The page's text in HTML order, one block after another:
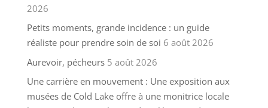
2026
Petits moments, grande incidence : un guide
réaliste pour prendre soin de soi 6 août 2026
Aurevoir, pécheurs 5 août 2026
Une carrière en mouvement : Une exposition aux
musées de Cold Lake offre à une monitrice locale